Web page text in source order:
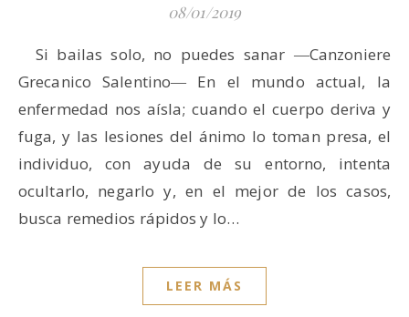
08/01/2019
Si bailas solo, no puedes sanar ―Canzoniere
Grecanico Salentino― En el mundo actual, la
enfermedad nos aísla; cuando el cuerpo deriva y
fuga, y las lesiones del ánimo lo toman presa, el
individuo, con ayuda de su entorno, intenta
ocultarlo, negarlo y, en el mejor de los casos,
busca remedios rápidos y lo…
LEER MÁS